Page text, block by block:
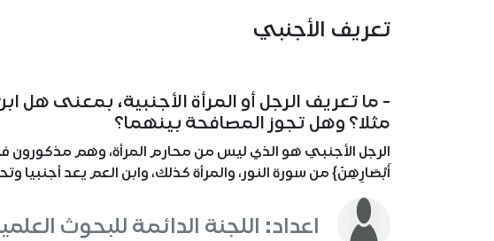
تعريف الأجنبي
- ما تعريف الرجل أو المرأة الأجنبية، بمعنى هل
مثلا؟ وهل تجوز المصافحة بينهما؟
الرجل الأجنبي هو الذي ليس من محارم المرأة، وهم
أَبْصَارِهِنّ} من سورة النور، والمرأة كذلك، وابن العم يعد أجنبيا
اعداد: اللجنة الدائمة للبحوث